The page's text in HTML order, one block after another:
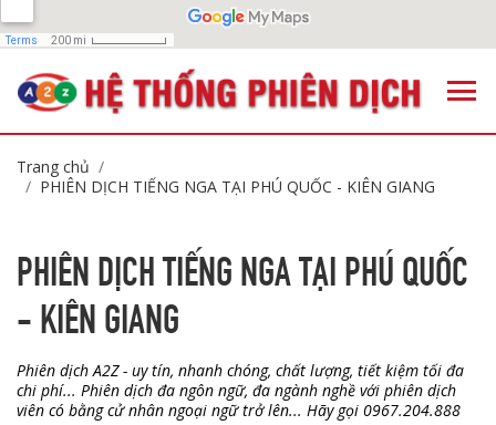
Trang chủ
PHIÊN DỊCH TIẾNG NGA TẠI PHÚ QUỐC - KIÊN GIANG
PHIÊN DỊCH TIẾNG NGA TẠI PHÚ QUỐC
- KIÊN GIANG
Phiên dịch A2Z - uy tín, nhanh chóng, chất lượng, tiết kiệm tối đa
chi phí... Phiên dịch đa ngôn ngữ, đa ngành nghề với phiên dịch
viên có bằng cử nhân ngoại ngữ trở lên... Hãy gọi 0967.204.888